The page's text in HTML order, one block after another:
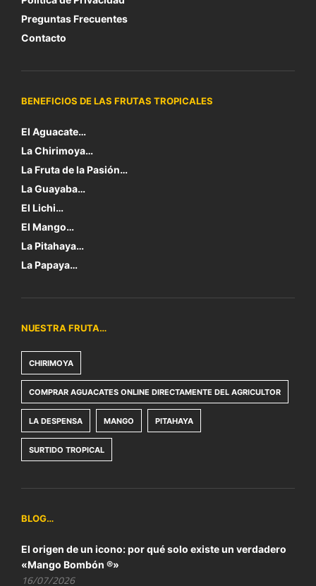
Preguntas Frecuentes
Contacto
BENEFICIOS DE LAS FRUTAS TROPICALES
El Aguacate…
La Chirimoya…
La Fruta de la Pasión…
La Guayaba…
El Lichi…
El Mango…
La Pitahaya…
La Papaya…
NUESTRA FRUTA…
CHIRIMOYA
COMPRAR AGUACATES ONLINE DIRECTAMENTE DEL AGRICULTOR
LA DESPENSA MANGO PITAHAYA
SURTIDO TROPICAL
BLOG…
El origen de un icono: por qué solo existe un verdadero
«Mango Bombón ®»
16/07/2026